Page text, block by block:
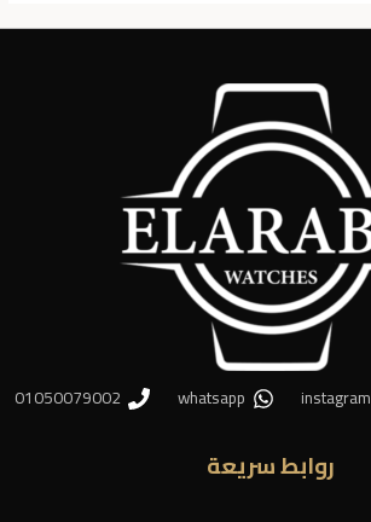
instagram
whatsapp
01050079002
روابط سريعة